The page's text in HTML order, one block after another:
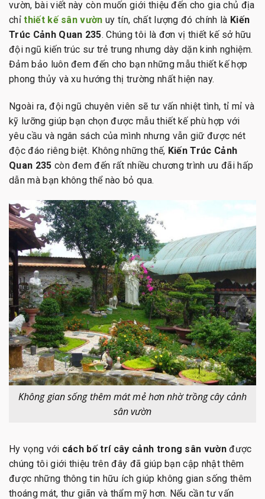
vườn, bài viết này còn muốn giới thiệu đến cho gia chủ địa
chỉthiết kế sân vườn uy tín, chất lượng đó chính là Kiến
Trúc Cảnh Quan 235. Chúng tôi là đơn vị thiết kế sở hữu
đội ngũ kiến trúc sư trẻ trung nhưng dày dặn kinh nghiệm.
Đảm bảo luôn đem đến cho bạn những mẫu thiết kế hợp
phong thủy và xu hướng thị trường nhất hiện nay.
Ngoài ra, đội ngũ chuyên viên sẽ tư vấn nhiệt tình, tỉ mỉ và
kỹ lưỡng giúp bạn chọn được mẫu thiết kế phù hợp với
yêu cầu và ngân sách của mình nhưng vẫn giữ được nét
độc đáo riêng biệt. Không những thế, Kiến Trúc Cảnh
Quan 235 còn đem đến rất nhiều chương trình ưu đãi hấp
dẫn mà bạn không thể nào bỏ qua.
Không gian sống thêm mát mẻ hơn nhờ trồng cây cảnh
sân vườn
Hy vọng với cách bố trí cây cảnh trong sân vườn được
chúng tôi giới thiệu trên đây đã giúp bạn cập nhật thêm
được những thông tin hữu ích giúp không gian sống thêm
thoáng mát, thư giãn và thẩm mỹ hơn. Nếu cần tư vấn